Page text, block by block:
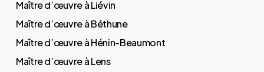
Maître d’œuvre à Liévin
Maître d’œuvre à Béthune
Maître d’œuvre à Hénin-Beaumont
Maître d’œuvre à Lens